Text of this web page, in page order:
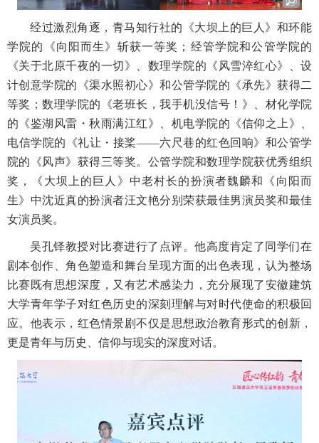
经过激烈角逐，青马知行社的《大坝上的巨人》和环能
学院的《向阳而生》斩获一等奖；经管学院和公管学院的
《关于北原千夜的一切》、数理学院的《风雪淬红心》、设
计创意学院的《渠水照初心》和公管学院的《承先》获得二
等奖；数理学院的《老班长，我手机没信号！》、材化学院
的《鉴湖风雷・秋雨满江红》、机电学院的《信仰之上》、
电信学院的《礼让・接桨——六尺巷的红色回响》和公管学
院的《风声》获得三等奖。公管学院和数理学院获优秀组织
奖，《大坝上的巨人》中老村长的扮演者魏麟和《向阳而
生》中沈近真的扮演者汪文艳分别荣获最佳男演员奖和最佳
女演员奖。
吴孔铎教授对比赛进行了点评。他高度肯定了同学们在
剧本创作、角色塑造和舞台呈现方面的出色表现，认为整场
比赛既有思想深度，又有艺术感染力，充分展现了安徽建筑
大学青年学子对红色历史的深刻理解与对时代使命的积极回
应。他表示，红色情景剧不仅是思想政治教育形式的创新，
更是青年与历史、信仰与现实的深度对话。